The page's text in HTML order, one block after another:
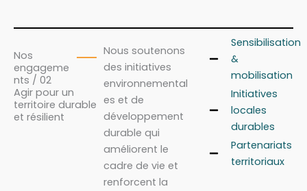
Nos
engageme
nts / 02
Agir pour un
territoire durable
et résilient
Nous soutenons
des initiatives
environnemental
es et de
développement
durable qui
améliorent le
cadre de vie et
renforcent la
Sensibilisation
&
mobilisation
Initiatives
locales
durables
Partenariats
territoriaux